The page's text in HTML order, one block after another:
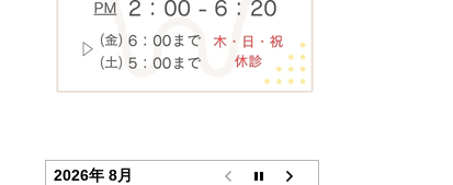
2026年 8月